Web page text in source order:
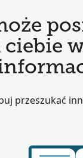
ciebie
przeszukać